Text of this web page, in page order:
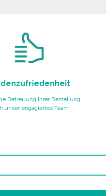
Betreuung Ihrer Bestellung
unser engagiertes Team